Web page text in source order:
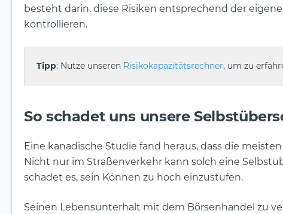
besteht darin, diese Risiken entsprechend der
kontrollieren.
Tipp: Nutze unseren Risikokapazitätsrechner, um zu
So schadet uns unsere
Eine kanadische Studie fand heraus, dass die
Nicht nur im Straßenverkehr kann solch eine
schadet es, sein Können zu hoch einzustufen.
Seinen Lebensunterhalt mit dem Börsenhandel zu